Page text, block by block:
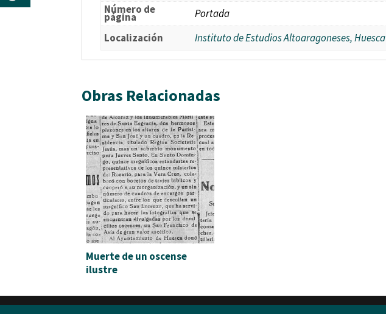
Número de
página
Portada
Localización
Instituto de Estudios Altoaragoneses, Huesca
Obras Relacionadas
Muerte de un oscense
ilustre